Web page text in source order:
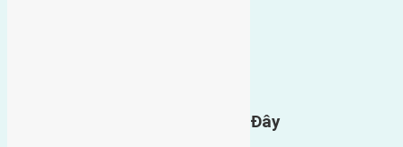
Gửi Tin Nhắn Cho Chúng Tôi Ở Đây